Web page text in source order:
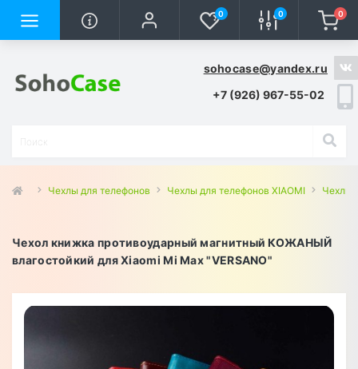
0 0 0
sohocase@yandex.ru
+7 (926) 967-55-02
Чехлы для телефонов Чехлы для телефонов XIAOMI Чехлы
Чехол книжка противоударный магнитный КОЖАНЫЙ
влагостойкий для Xiaomi Mi Max "VERSANO"